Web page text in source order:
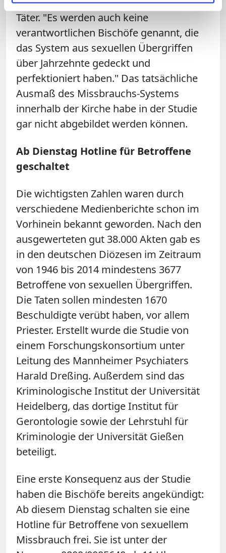
Täter. "Es werden auch keine
verantwortlichen Bischöfe genannt, die
das System aus sexuellen Übergriffen
über Jahrzehnte gedeckt und
perfektioniert haben." Das tatsächliche
Ausmaß des Missbrauchs-Systems
innerhalb der Kirche habe in der Studie
gar nicht abgebildet werden können.
Ab Dienstag Hotline für Betroffene
geschaltet
Die wichtigsten Zahlen waren durch
verschiedene Medienberichte schon im
Vorhinein bekannt geworden. Nach den
ausgewerteten gut 38.000 Akten gab es
in den deutschen Diözesen im Zeitraum
von 1946 bis 2014 mindestens 3677
Betroffene von sexuellen Übergriffen.
Die Taten sollen mindesten 1670
Beschuldigte verübt haben, vor allem
Priester. Erstellt wurde die Studie von
einem Forschungskonsortium unter
Leitung des Mannheimer Psychiaters
Harald Dreßing. Außerdem sind das
Kriminologische Institut der Universität
Heidelberg, das dortige Institut für
Gerontologie sowie der Lehrstuhl für
Kriminologie der Universität Gießen
beteiligt.
Eine erste Konsequenz aus der Studie
haben die Bischöfe bereits angekündigt:
Ab diesem Dienstag schalten sie eine
Hotline für Betroffene von sexuellem
Missbrauch frei. Sie ist unter der